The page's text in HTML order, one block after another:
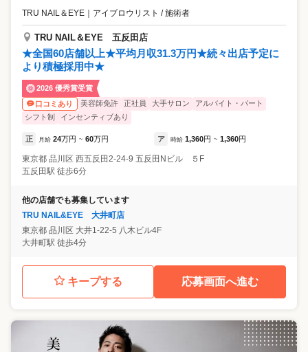
TRU NAIL＆EYE ｜ アイブロウリスト / 施術者
TRU NAIL＆EYE 五反田店
★全国60店舗以上★平均月収31.3万円★続々出店予定に
より積極採用中★
2026 優秀賞受賞
口コミあり
美容師免許 正社員 大手サロン
アルバイト・パート
シフト制
インセンティブあり
正 月給 24万円 ~ 60万円 ア 時給 1,360円 ~ 1,360円
東京都 品川区 西五反田2-24-9 五反田Nビル ５F
五反田駅 徒歩6分
他の店舗でも募集しています
TRU NAIL&EYE 大井町店
東京都 品川区 大井1-22-5 八木ビル4F
大井町駅 徒歩4分
キープする 応募画面へ進む